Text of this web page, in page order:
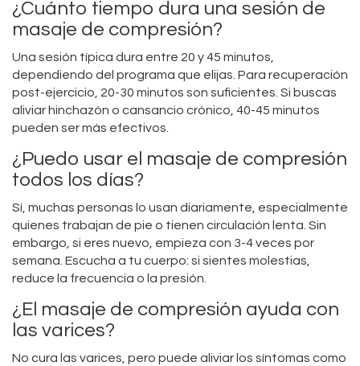
¿Cuánto tiempo dura una sesión de
masaje de compresión?
Una sesión típica dura entre 20 y 45 minutos,
dependiendo del programa que elijas. Para recuperación
post-ejercicio, 20-30 minutos son suficientes. Si buscas
aliviar hinchazón o cansancio crónico, 40-45 minutos
pueden ser más efectivos.
¿Puedo usar el masaje de compresión
todos los días?
Sí, muchas personas lo usan diariamente, especialmente
quienes trabajan de pie o tienen circulación lenta. Sin
embargo, si eres nuevo, empieza con 3-4 veces por
semana. Escucha a tu cuerpo: si sientes molestias,
reduce la frecuencia o la presión.
¿El masaje de compresión ayuda con
las varices?
No cura las varices, pero puede aliviar los síntomas como